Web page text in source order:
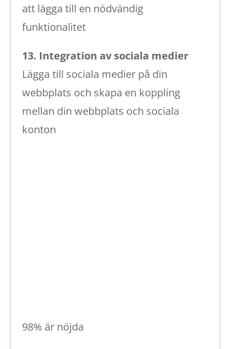
att lägga till en nödvändig
funktionalitet
13. Integration av sociala medier
Lägga till sociala medier på din
webbplats och skapa en koppling
mellan din webbplats och sociala
konton
98% är nöjda